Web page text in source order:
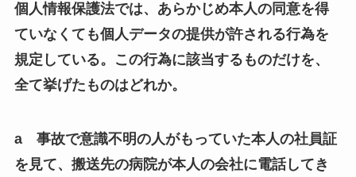
個人情報保護法では、あらかじめ本人の同意を得
ていなくても個人データの提供が許される行為を
規定している。この行為に該当するものだけを、
全て挙げたものはどれか。
a 事故で意識不明の人がもっていた本人の社員証
を見て、搬送先の病院が本人の会社に電話してき